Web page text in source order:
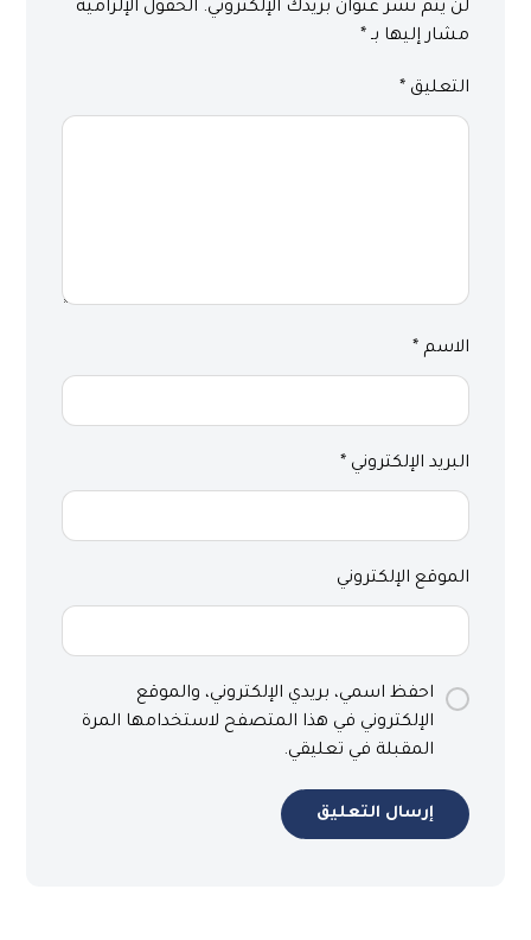
لن يتم نشر عنوان بريدك الإلكتروني. الحقول الإلزامية
مشار إليها بـ *
التعليق *
الاسم *
البريد الإلكتروني *
الموقع الإلكتروني
احفظ اسمي، بريدي الإلكتروني، والموقع
الإلكتروني في هذا المتصفح لاستخدامها المرة
المقبلة في تعليقي.
إرسال التعليق